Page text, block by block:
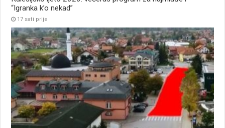
“Igranka k’o nekad”
17 sati prije